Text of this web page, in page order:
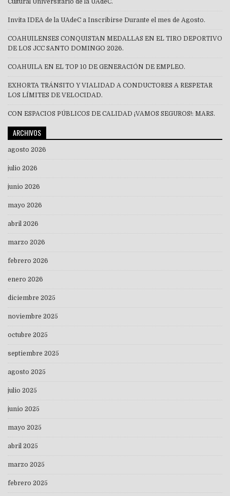
Cultural Universitario de la UAdeC.
Invita IDEA de la UAdeC a Inscribirse Durante el mes de Agosto.
COAHUILENSES CONQUISTAN MEDALLAS EN EL TIRO DEPORTIVO
DE LOS JCC SANTO DOMINGO 2026.
COAHUILA EN EL TOP 10 DE GENERACIÓN DE EMPLEO.
EXHORTA TRÁNSITO Y VIALIDAD A CONDUCTORES A RESPETAR
LOS LÍMITES DE VELOCIDAD.
CON ESPACIOS PÚBLICOS DE CALIDAD ¡VAMOS SEGUROS!: MARS.
ARCHIVOS
agosto 2026
julio 2026
junio 2026
mayo 2026
abril 2026
marzo 2026
febrero 2026
enero 2026
diciembre 2025
noviembre 2025
octubre 2025
septiembre 2025
agosto 2025
julio 2025
junio 2025
mayo 2025
abril 2025
marzo 2025
febrero 2025